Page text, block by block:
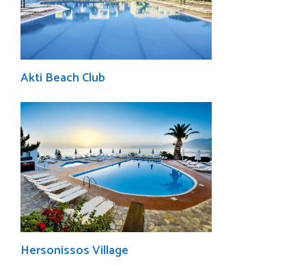
Akti Beach Club
Hersonissos Village